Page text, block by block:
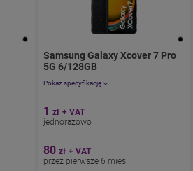
. Cena jednorazowo 1.23złz umową 24.6zł
Samsung Galaxy Xcover 7 Pro
5G 6/128GB
Pokaż specyfikację
Ekran 6.6"
Pamięć 128 GB
1 zł + VAT
jednorazowo
80 zł + VAT
przez pierwsze 6 mies.